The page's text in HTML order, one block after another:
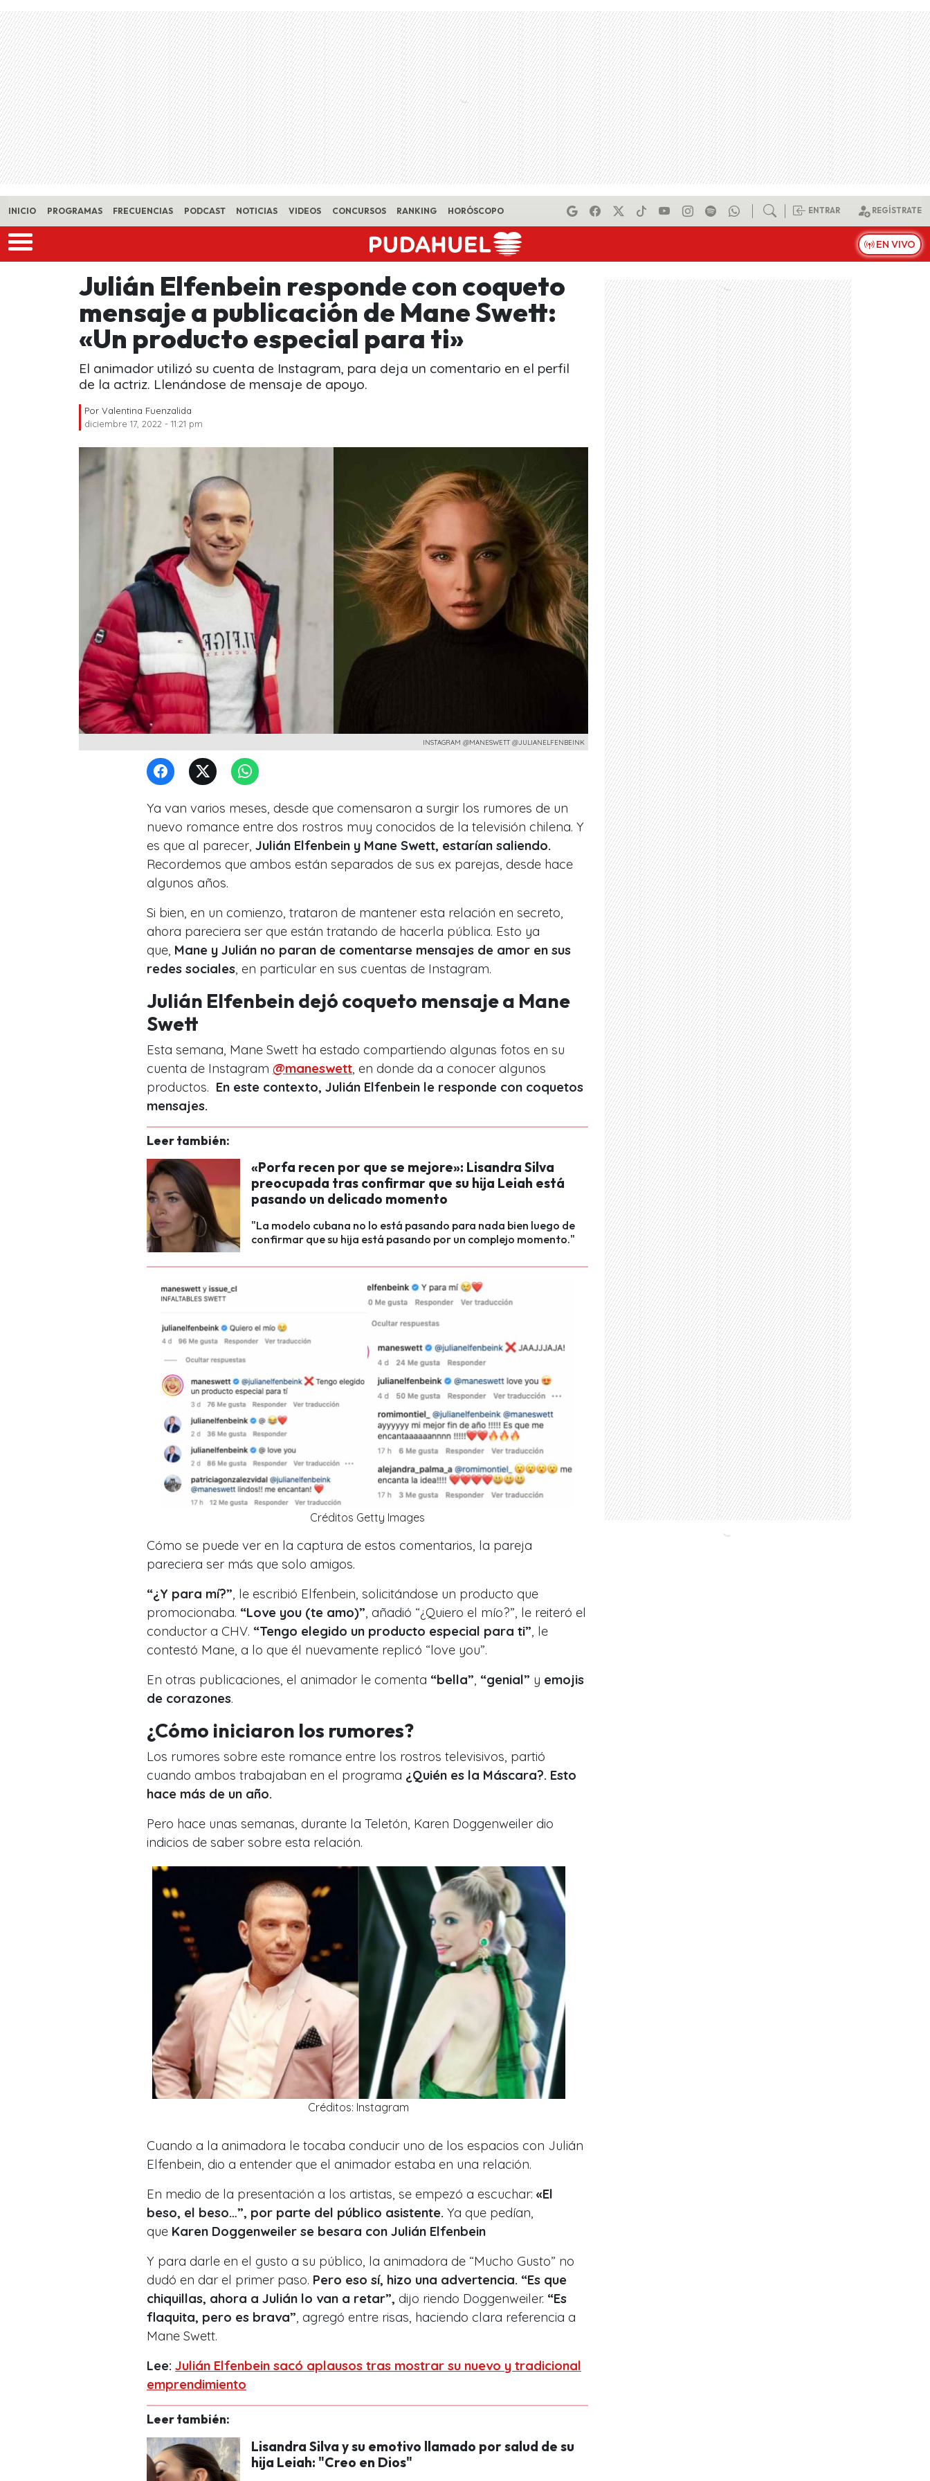
Skip to main content
INICIO PROGRAMAS FRECUENCIAS PODCAST NOTICIAS VIDEOS CONCURSOS RANKING HORÓSCOPO ENTRAR REGÍSTRATE
EN VIVO
Julián Elfenbein responde con coqueto
mensaje a publicación de Mane Swett:
«Un producto especial para ti»
El animador utilizó su cuenta de Instagram, para deja un comentario en el perfil
de la actriz. Llenándose de mensaje de apoyo.
Por Valentina Fuenzalida
diciembre 17, 2022 - 11:21 pm
INSTAGRAM @MANESWETT @JULIANELFENBEINK
Ya van varios meses, desde que comensaron a surgir los rumores de un
nuevo romance entre dos rostros muy conocidos de la televisión chilena. Y
es que al parecer, Julián Elfenbein y Mane Swett, estarían saliendo.
Recordemos que ambos están separados de sus ex parejas, desde hace
algunos años.
Si bien, en un comienzo, trataron de mantener esta relación en secreto,
ahora pareciera ser que están tratando de hacerla pública. Esto ya
que, Mane y Julián no paran de comentarse mensajes de amor en sus
redes sociales , en particular en sus cuentas de Instagram.
Julián Elfenbein dejó coqueto mensaje a Mane
Swett
Esta semana, Mane Swett ha estado compartiendo algunas fotos en su
cuenta de Instagram @maneswett , en donde da a conocer algunos
productos. En este contexto, Julián Elfenbein le responde con coquetos
mensajes.
Leer también:
«Porfa recen por que se mejore»: Lisandra Silva
preocupada tras confirmar que su hija Leiah está
pasando un delicado momento
"La modelo cubana no lo está pasando para nada bien luego de
confirmar que su hija está pasando por un complejo momento."
Créditos Getty Images
Cómo se puede ver en la captura de estos comentarios, la pareja
pareciera ser más que solo amigos.
“¿Y para mí?” , le escribió Elfenbein, solicitándose un producto que
promocionaba. “Love you (te amo)” , añadió “¿Quiero el mío?”, le reiteró el
conductor a CHV. “Tengo elegido un producto especial para ti” , le
contestó Mane, a lo que él nuevamente replicó “love you”.
En otras publicaciones, el animador le comenta “bella” “genial” y emojis
de corazones.
¿Cómo iniciaron los rumores?
Los rumores sobre este romance entre los rostros televisivos, partió
cuando ambos trabajaban en el programa ¿Quién es la Máscara?. Esto
hace más de un año.
Pero hace unas semanas, durante la Teletón, Karen Doggenweiler dio
indicios de saber sobre esta relación.
Créditos: Instagram
Cuando a la animadora le tocaba conducir uno de los espacios con Julián
Elfenbein, dio a entender que el animador estaba en una relación.
En medio de la presentación a los artistas, se empezó a escuchar: «El
beso, el beso…”, por parte del público asistente. Ya que pedían,
que Karen Doggenweiler se besara con Julián Elfenbein
Y para darle en el gusto a su público, la animadora de “Mucho Gusto” no
dudó en dar el primer paso. Pero eso sí, hizo una advertencia. “Es que
chiquillas, ahora a Julián lo van a retar”, dijo riendo Doggenweiler. “Es
flaquita, pero es brava” , agregó entre risas, haciendo clara referencia a
Mane Swett.
Lee: Julián Elfenbein sacó aplausos tras mostrar su nuevo y tradicional
emprendimiento
Leer también:
Lisandra Silva y su emotivo llamado por salud de su
hija Leiah: "Creo en Dios"